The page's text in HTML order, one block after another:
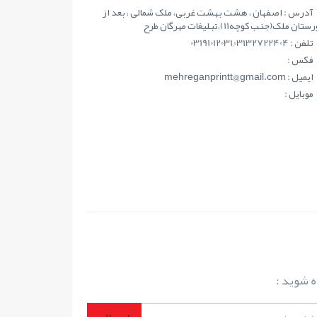
آدرس : اصفهان ، هشت بهشت غربی، ملک شمالی ، بعد از
ملک(جنب کوچه11)،تبلیغات مهرگان طرح
تلفن : 03191012031,03132722404
فکس :
ايميل : mehreganprintt@gmail.com
موبايل :
شوید :